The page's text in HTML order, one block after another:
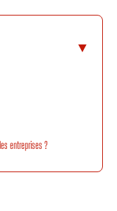
entreprises ?